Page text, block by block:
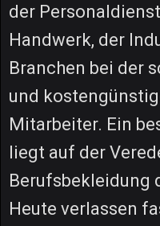
der
Handwerk, der
Branchen bei der
und
Mitarbeiter. Ein
liegt auf der
Berufsbekleidung
Heute verlassen